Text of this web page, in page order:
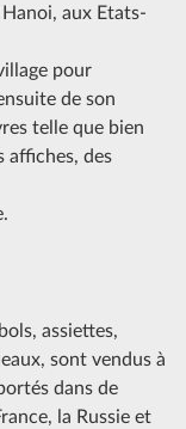
aux Etats-
pour
de son
telle que bien
affiches, des
assiettes,
sont vendus à
dans de
la Russie et